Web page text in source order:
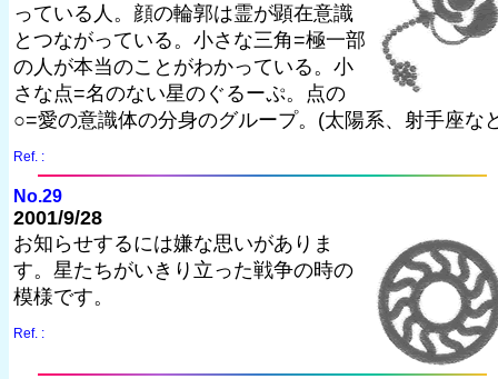
っている人。顔の輪郭は霊が顕在意識
とつながっている。小さな三角=極一部
の人が本当のことがわかっている。小
さな点=名のない星のぐるーぷ。点の
○=愛の意識体の分身のグループ。(太陽系、射手座な
Ref. :
No.29
2001/9/28
お知らせするには嫌な思いがありま
す。星たちがいきり立った戦争の時の
模様です。
Ref. :